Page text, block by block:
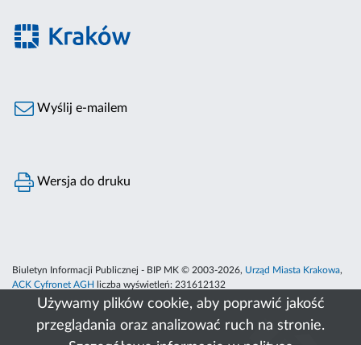
Używamy plików cookie, aby poprawić jakość
przeglądania oraz analizować ruch na stronie.
Wyślij e-mailem
Wersja do druku
Biuletyn Informacji Publicznej - BIP MK © 2003-2026, Urząd Miasta Krakowa,
ACK Cyfronet AGH
liczba wyświetleń: 231612132